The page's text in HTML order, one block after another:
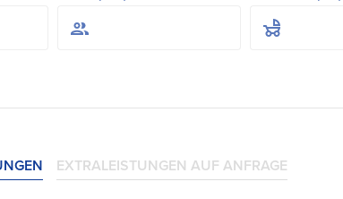
EXTRALEISTUNGEN AUF ANFRAGE